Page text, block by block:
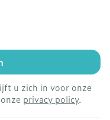
u zich in voor onze
privacy policy.